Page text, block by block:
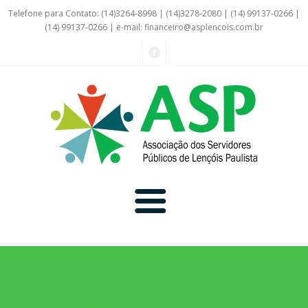
Telefone para Contato: (14)3264-8998 | (14)3278-2080 | (14) 99137-0266 |
(14) 99137-0266 | e-mail: financeiro@asplencois.com.br
Convênio Online